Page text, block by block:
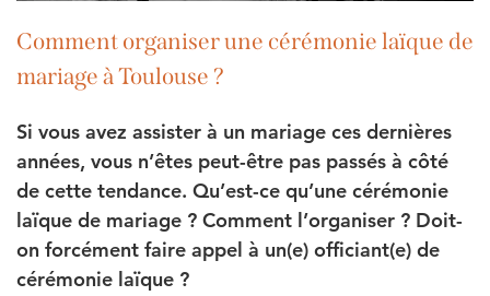
Comment organiser une cérémonie laïque de
mariage à Toulouse ?
Si vous avez assister à un mariage ces dernières
années, vous n’êtes peut-être pas passés à côté
de cette tendance. Qu’est-ce qu’une cérémonie
laïque de mariage ? Comment l’organiser ? Doit-
on forcément faire appel à un(e) officiant(e) de
cérémonie laïque ?